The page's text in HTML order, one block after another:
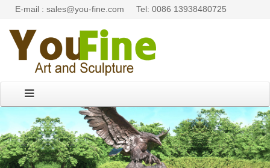
E-mail : sales@you-fine.com Tel: 0086 13938480725